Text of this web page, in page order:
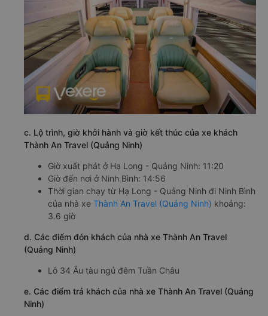
c. Lộ trình, giờ khởi hành và giờ kết thúc của xe khách
Thành An Travel (Quảng Ninh)
Giờ xuất phát ở Hạ Long - Quảng Ninh: 11:20
Giờ đến nơi ở Ninh Bình: 14:56
Thời gian chạy từ Hạ Long - Quảng Ninh đi Ninh Bình
của nhà xe Thành An Travel (Quảng Ninh) khoảng:
3.6 giờ
d. Các điểm đón khách của nhà xe Thành An Travel
(Quảng Ninh)
Lô 34 Âu tàu ngủ đêm Tuần Châu
e. Các điểm trả khách của nhà xe Thành An Travel (Quảng
Ninh)